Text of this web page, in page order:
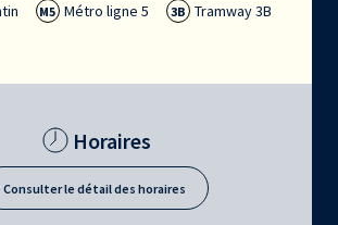
M5 Métro ligne 5 3B Tramway 3B
Horaires
Consulter le détail des horaires